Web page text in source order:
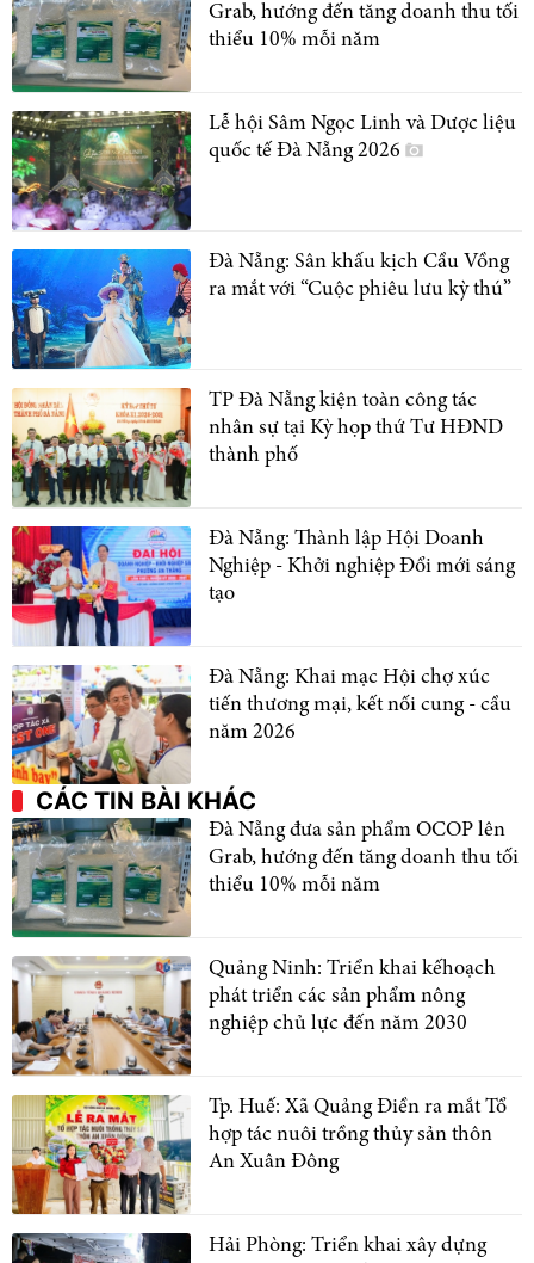
Grab, hướng đến tăng doanh thu tối
thiểu 10% mỗi năm
Lễ hội Sâm Ngọc Linh và Dược liệu
quốc tế Đà Nẵng 2026
Đà Nẵng: Sân khấu kịch Cầu Vồng
ra mắt với “Cuộc phiêu lưu kỳ thú”
TP Đà Nẵng kiện toàn công tác
nhân sự tại Kỳ họp thứ Tư HĐND
thành phố
Đà Nẵng: Thành lập Hội Doanh
Nghiệp - Khởi nghiệp Đổi mới sáng
tạo
Đà Nẵng: Khai mạc Hội chợ xúc
tiến thương mại, kết nối cung - cầu
năm 2026
CÁC TIN BÀI KHÁC
Đà Nẵng đưa sản phẩm OCOP lên
Grab, hướng đến tăng doanh thu tối
thiểu 10% mỗi năm
Quảng Ninh: Triển khai kếhoạch
phát triển các sản phẩm nông
nghiệp chủ lực đến năm 2030
Tp. Huế: Xã Quảng Điền ra mắt Tổ
hợp tác nuôi trồng thủy sản thôn
An Xuân Đông
Hải Phòng: Triển khai xây dựng